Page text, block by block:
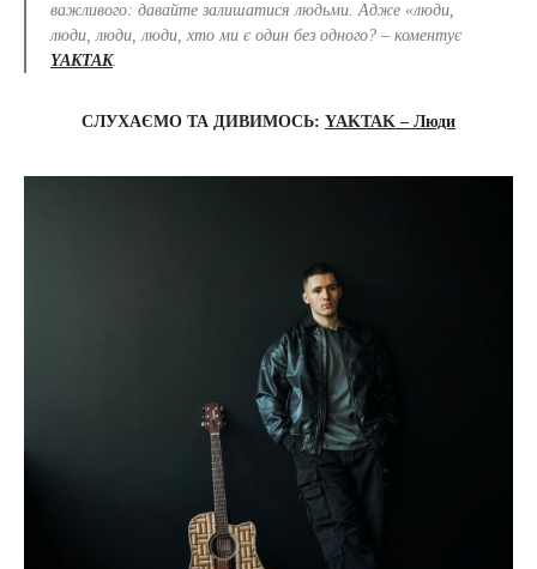
важливого: давайте залишатися людьми. Адже «люди,
люди, люди, люди, хто ми є один без одного? – коментує
YAKTAK.
СЛУХАЄМО ТА ДИВИМОСЬ: YAKTAK – Люди